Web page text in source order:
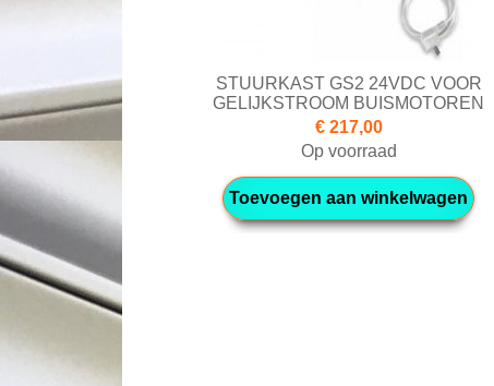
STUURKAST GS2 24VDC VOOR
GELIJKSTROOM BUISMOTOREN
€ 217,00
Op voorraad
Toevoegen aan winkelwagen